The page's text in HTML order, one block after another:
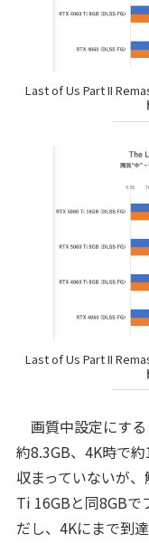
Last of Us Part II
Last of Us Part II
画質中設定にする
約8.3GB、4K時で
収まっていないが
Ti 16GBと同8GBで
だし、4Kにまで到